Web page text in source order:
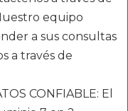
equipo
a sus consultas
a través de
CONFIABLE: El